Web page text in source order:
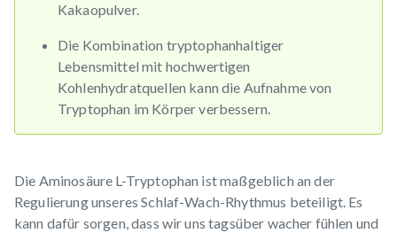
Kakaopulver.
Die Kombination tryptophanhaltiger
Lebensmittel mit hochwertigen
Kohlenhydratquellen kann die Aufnahme von
Tryptophan im Körper verbessern.
Die Aminosäure L-Tryptophan ist maßgeblich an der
Regulierung unseres Schlaf-Wach-Rhythmus beteiligt. Es
kann dafür sorgen, dass wir uns tagsüber wacher fühlen und